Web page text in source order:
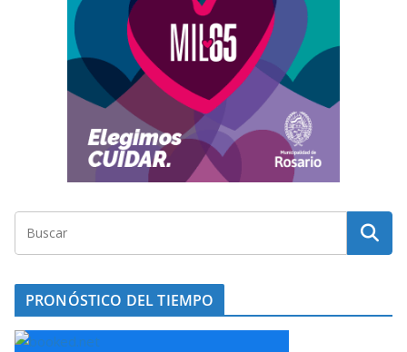
PRONÓSTICO DEL TIEMPO